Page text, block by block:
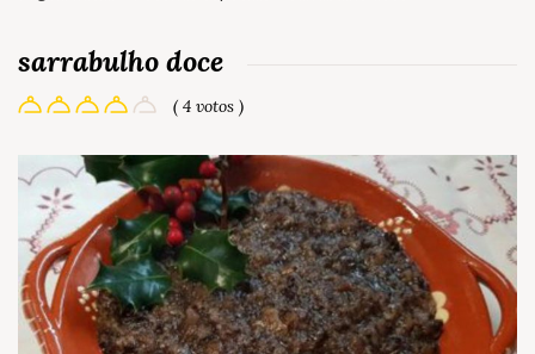
sarrabulho doce
( 4 votos )